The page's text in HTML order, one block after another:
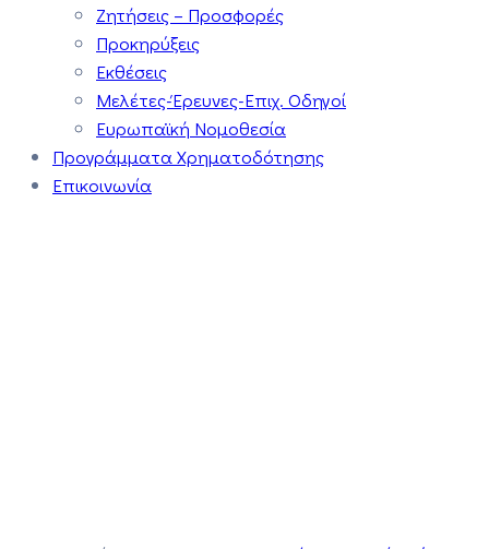
Ζητήσεις – Προσφορές
Προκηρύξεις
Εκθέσεις
Μελέτες-Έρευνες-Επιχ. Οδηγοί
Ευρωπαϊκή Νομοθεσία
Προγράμματα Χρηματοδότησης
Επικοινωνία